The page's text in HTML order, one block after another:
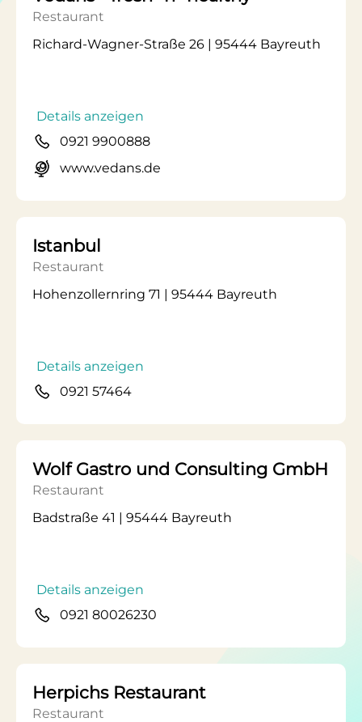
Restaurant
Richard-Wagner-Straße 26 | 95444 Bayreuth
Details anzeigen
0921 9900888
www.vedans.de
Istanbul
Restaurant
Hohenzollernring 71 | 95444 Bayreuth
Details anzeigen
0921 57464
Wolf Gastro und Consulting GmbH
Restaurant
Badstraße 41 | 95444 Bayreuth
Details anzeigen
0921 80026230
Herpichs Restaurant
Restaurant